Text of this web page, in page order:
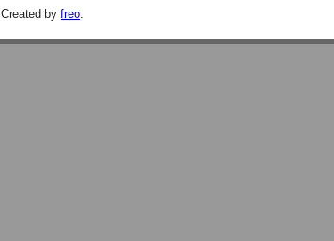
Created by freo.